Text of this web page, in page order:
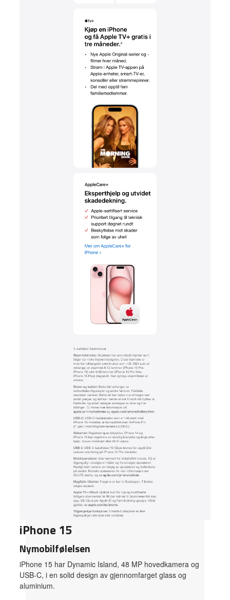
iPhone 15
Nymobilfølelsen
iPhone 15 har Dynamic Island, 48 MP hovedkamera og
USB-C, i en solid design av gjennomfarget glass og
aluminium.